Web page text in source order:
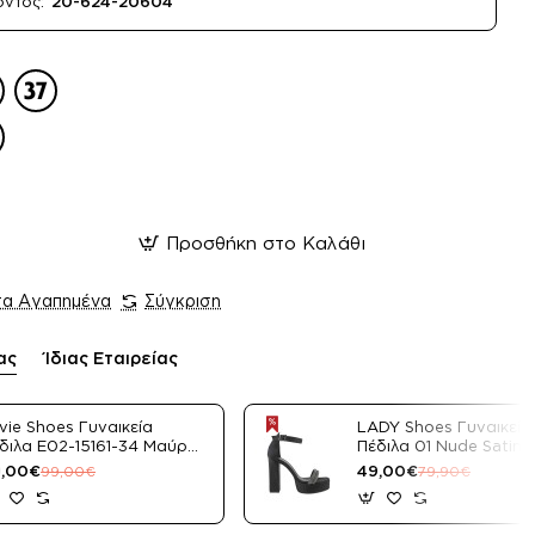
Προσθήκη στο Καλάθι
Αγαπημένα Σύγκριση
Ίδιας Εταιρείας
Shoes Γυναικεία
E02-15161-34 Μαύρο
99,00€
LADY Shoes Γυναικεία
Πέδιλα 01 Nude Satin
49,00€79,90€